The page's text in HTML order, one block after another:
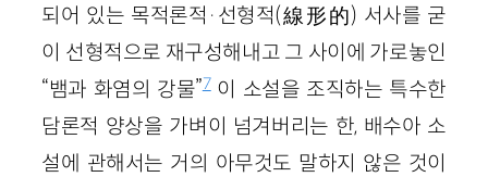
되어 있는 목적론적·선형적(線形的) 서사를 굳
이 선형적으로 재구성해내고 그 사이에 가로놓인
“뱀과 화염의 강물”7이 소설을 조직하는 특수한
담론적 양상을 가벼이 넘겨버리는 한, 배수아 소
설에 관해서는 거의 아무것도 말하지 않은 것이